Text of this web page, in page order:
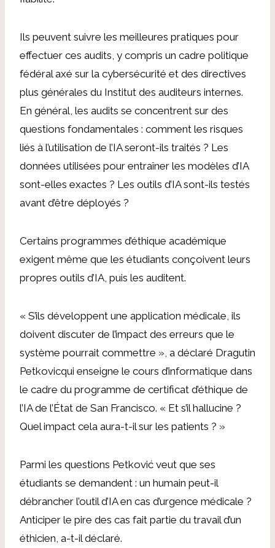
Ils peuvent suivre les meilleures pratiques pour
effectuer ces audits, y compris un cadre politique
fédéralaxé sur la cybersécurité et des directives
plus générales du Institut des auditeurs internes.
En général, les audits se concentrent sur des
questions fondamentales : comment les risques
liés à l’utilisation de l’IA seront-ils traités ? Les
données utilisées pour entraîner les modèles d’IA
sont-elles exactes ? Les outils d’IA sont-ils testés
avant d’être déployés ?
Certains programmes d’éthique académique
exigent même que les étudiants conçoivent leurs
propres outils d’IA, puis les auditent.
« S’ils développent une application médicale, ils
doivent discuter de l’impact des erreurs que le
système pourrait commettre », a déclaré Dragutin
Petkovicqui enseigne le cours d’informatique dans
le cadre du programme de certificat d’éthique de
l’IA de l’État de San Francisco. « Et s’il hallucine ?
Quel impact cela aura-t-il sur les patients ? »
Parmi les questions Petković veut que ses
étudiants se demandent : un humain peut-il
débrancher l’outil d’IA en cas d’urgence médicale ?
Anticiper le pire des cas fait partie du travail d’un
éthicien, a-t-il déclaré.